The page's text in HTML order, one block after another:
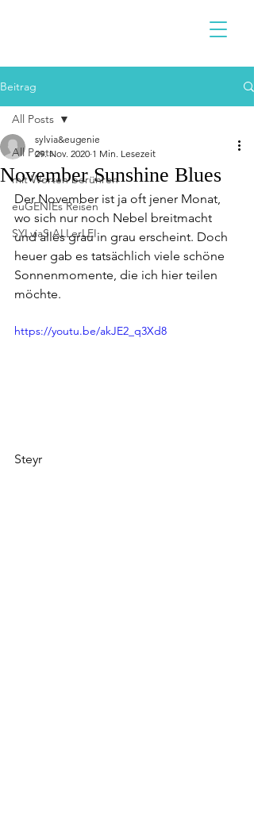
Beitrag
All Posts
mit Worten berühren
euGENIEs Reisen
SYLviaS ALLerLEI
All Posts
November Sunshine Blues
sylvia&eugenie
29. Nov. 2020 1 Min. Lesezeit
Der November ist ja oft jener Monat,
wo sich nur noch Nebel breitmacht
und alles grau in grau erscheint. Doch
heuer gab es tatsächlich viele schöne
Sonnenmomente, die ich hier teilen
möchte.
https://youtu.be/akJE2_q3Xd8
Steyr